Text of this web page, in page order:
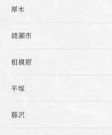
厚木
綾瀬市
相模原
平塚
藤沢